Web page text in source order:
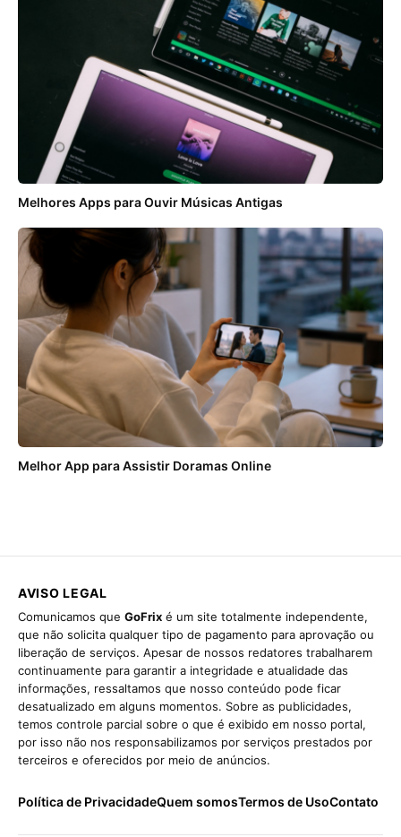
Melhores Apps para Ouvir Músicas Antigas
Melhor App para Assistir Doramas Online
AVISO LEGAL
Comunicamos que GoFrix é um site totalmente independente,
que não solicita qualquer tipo de pagamento para aprovação ou
liberação de serviços. Apesar de nossos redatores trabalharem
continuamente para garantir a integridade e atualidade das
informações, ressaltamos que nosso conteúdo pode ficar
desatualizado em alguns momentos. Sobre as publicidades,
temos controle parcial sobre o que é exibido em nosso portal,
por isso não nos responsabilizamos por serviços prestados por
terceiros e oferecidos por meio de anúncios.
Política de PrivacidadeQuem somosTermos de UsoContato